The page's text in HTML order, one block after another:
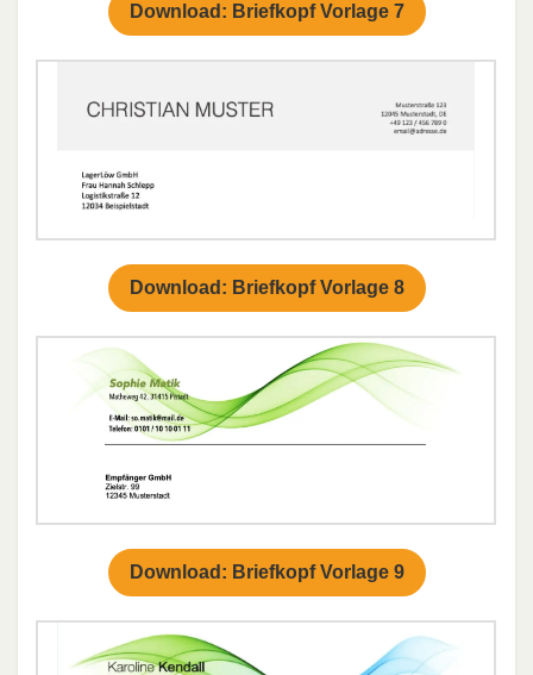
Download: Briefkopf Vorlage 7
Download: Briefkopf Vorlage 8
Download: Briefkopf Vorlage 9